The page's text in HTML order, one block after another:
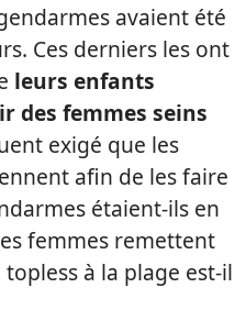
avaient été
Ces derniers les ont
leurs enfants
des femmes seins
exigé que les
afin de les faire
étaient-ils en
femmes remettent
à la plage est-il